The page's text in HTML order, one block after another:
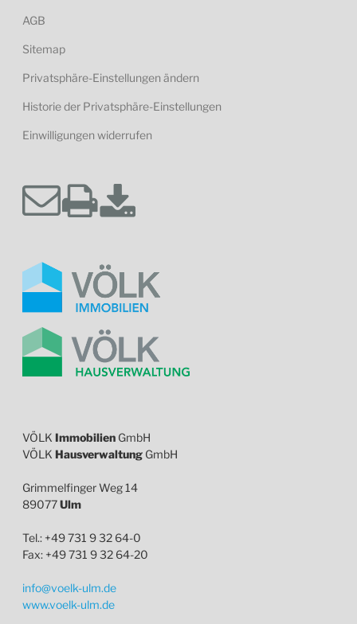
AGB
Sitemap
Privatsphäre-Einstellungen ändern
Historie der Privatsphäre-Einstellungen
Einwilligungen widerrufen
VÖLK Immobilien GmbH
VÖLK Hausverwaltung GmbH
Grimmelfinger Weg 14
89077Ulm
Tel.: +49 731 9 32 64-0
Fax: +49 731 9 32 64-20
info@voelk-ulm.de
www.voelk-ulm.de